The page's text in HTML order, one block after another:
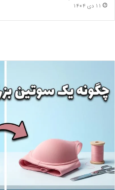
11 دی 1404